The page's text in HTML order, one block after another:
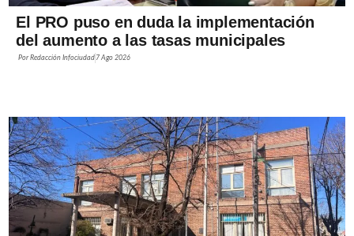
El PRO puso en duda la implementación
del aumento a las tasas municipales
PorRedacción Infociudad 7 Ago 2026